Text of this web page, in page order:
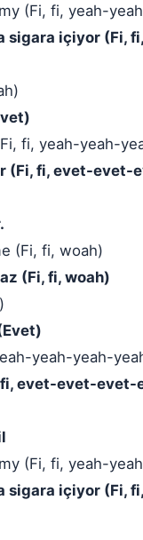
(Fi, fi, yeah-
sigara içiyor (Fi,
fi, yeah-yeah-
(Fi, fi, evet-
(Fi, fi, woah)
(Fi, fi, woah)
yeah-yeah-
fi, evet-evet-evet-
(Fi, fi, yeah-
sigara içiyor (Fi,